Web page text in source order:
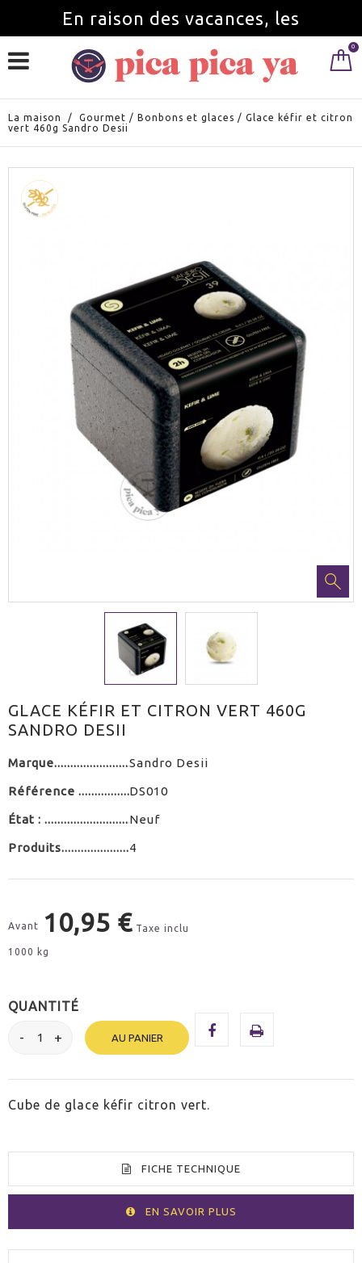
En raison des vacances, les
commandes seront servies à partir du 0
La maison / Gourmet / Bonbons et glaces / Glace kéfir et citron
vert 460g Sandro Desii
GLACE KÉFIR ET CITRON VERT 460G
SANDRO DESII
Marque Sandro Desii
Référence DS010
État : Neuf
Produits 4
Avant 10,95 € Taxe inclu
1000 kg
QUANTITÉ
AU PANIER
Cube de glace kéfir citron vert.
FICHE TECHNIQUE
EN SAVOIR PLUS